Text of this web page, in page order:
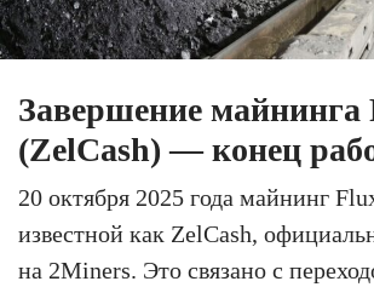
Завершение майнинга
(ZelCash) — конец
20 октября 2025 года майнинг
известной как ZelCash,
на 2Miners. Это связано с